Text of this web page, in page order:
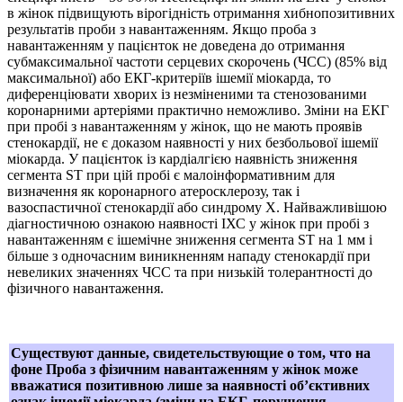
в жінок підвищують вірогідність отримання хибнопозитивних
результатів проби з навантаженням. Якщо проба з
навантаженням у пацієнток не доведена до отримання
субмаксимальної частоти серцевих скорочень (ЧСС) (85% від
максимальної) або ЕКГ-критеріїв ішемії міокарда, то
диференціювати хворих із незміненими та стенозованими
коронарними артеріями практично неможливо. Зміни на ЕКГ
при пробі з навантаженням у жінок, що не мають проявів
стенокардії, не є доказом наявності у них безбольової ішемії
міокарда. У пацієнток із кардіалгією наявність зниження
сегмента ST при цій пробі є малоінформативним для
визначення як коронарного атеросклерозу, так і
вазоспастичної стенокардії або синдрому X. Найважливішою
діагностичною ознакою наявності ІХС у жінок при пробі з
навантаженням є ішемічне зниження сегмента ST на 1 мм і
більше з одночасним виникненням нападу стенокардії при
невеликих значеннях ЧСС та при низькій толерантності до
фізичного навантаження.
Существуют данные, свидетельствующие о том, что на
фоне Проба з фізичним навантаженням у жінок може
вважатися позитивною лише за наявності об’єктивних